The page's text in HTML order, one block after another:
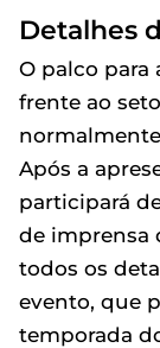
Detalhes
O palco para
frente ao
Após a
participará
de imprensa
todos os
evento, que
temporada